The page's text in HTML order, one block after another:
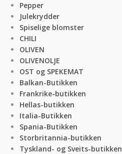
Pepper
Julekrydder
Spiselige blomster
CHILI
OLIVEN
OLIVENOLJE
OST og SPEKEMAT
Balkan-Butikken
Frankrike-butikken
Hellas-butikken
Italia-Butikken
Spania-Butikken
Storbritannia-butikken
Tyskland- og Sveits-butikken